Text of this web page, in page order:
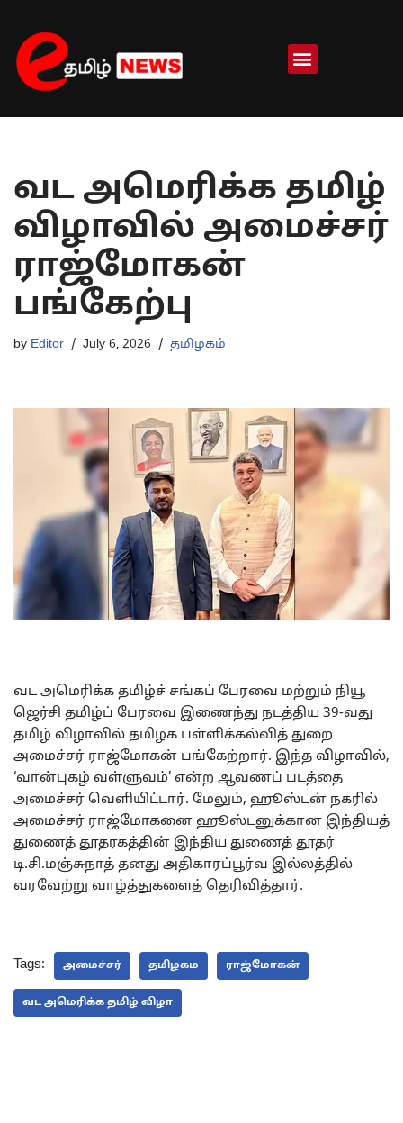
Skip
to
content
வட அமெரிக்க தமிழ்
விழாவில் அமைச்சர்
ராஜ்மோகன்
பங்கேற்பு
by Editor July 6, 2026 தமிழகம்
வட அமெரிக்க தமிழ்ச் சங்கப் பேரவை மற்றும் நியூ
ஜெர்சி தமிழ்ப் பேரவை இணைந்து நடத்திய 39-வது
தமிழ் விழாவில் தமிழக பள்ளிக்கல்வித் துறை
அமைச்சர் ராஜ்மோகன் பங்கேற்றார். இந்த விழாவில்,
‘வான்புகழ் வள்ளுவம்’ என்ற ஆவணப் படத்தை
அமைச்சர் வெளியிட்டார். மேலும், ஹூஸ்டன் நகரில்
அமைச்சர் ராஜ்மோகனை ஹூஸ்டனுக்கான இந்தியத்
துணைத் தூதரகத்தின் இந்திய துணைத் தூதர்
டி.சி.மஞ்சுநாத் தனது அதிகாரப்பூர்வ இல்லத்தில்
வரவேற்று வாழ்த்துகளைத் தெரிவித்தார்.
Tags: அமைச்சர் தமிழகம ராஜ்மோகன்
வட அமெரிக்க தமிழ் விழா